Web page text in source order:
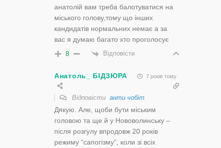
анатолій вам треба балотуватися на
міського голову,тому що інших
кандидатів нормальних немає а за
вас я думаю багато хто проголосує
8 Відповісти
Анатоль_ БІДЗЮРА 7 років тому
Відповісти анти чобіт
Дякую. Але, щоби бути міським
головою та ще й у Нововолинську –
після розгулу впродовж 20 років
режиму “сапогізму”, коли зі всіх